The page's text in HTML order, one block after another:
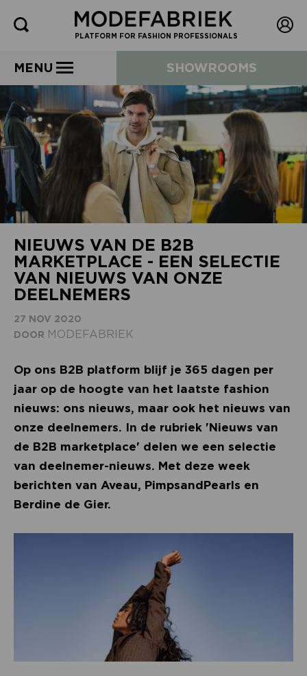
PLATFORM FOR FASHION PROFESSIONALS
MENU SHOWROOMS
NIEUWS VAN DE B2B
MARKETPLACE - EEN SELECTIE
VAN NIEUWS VAN ONZE
DEELNEMERS
27 NOV 2020
DOOR MODEFABRIEK
Op ons B2B platform blijf je 365 dagen per
jaar op de hoogte van het laatste fashion
nieuws: ons nieuws, maar ook het nieuws van
onze deelnemers. In de rubriek 'Nieuws van
de B2B marketplace' delen we een selectie
van deelnemer-nieuws. Met deze week
berichten van Aveau, PimpsandPearls en
Berdine de Gier.